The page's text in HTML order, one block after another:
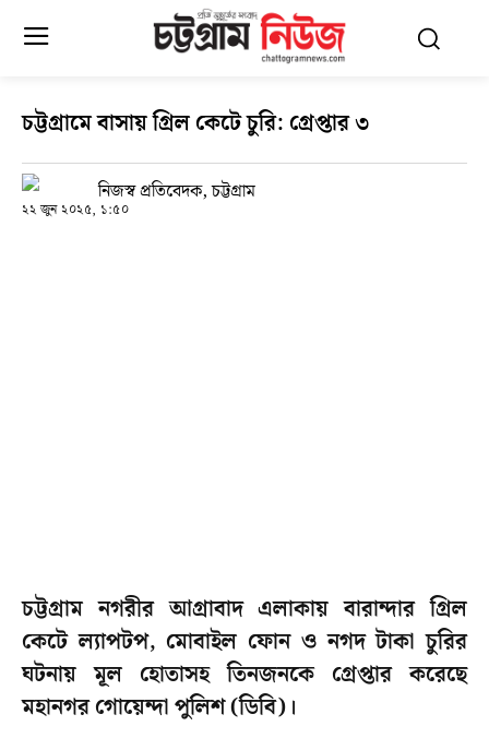
চট্টগ্রামে বাসায় গ্রিল কেটে চুরি: গ্রেপ্তার ৩
নিজস্ব প্রতিবেদক, চট্টগ্রাম
২২ জুন ২০২৫, ১:৫০
চট্টগ্রাম নগরীর আগ্রাবাদ এলাকায় বারান্দার গ্রিল
কেটে ল্যাপটপ, মোবাইল ফোন ও নগদ টাকা চুরির
ঘটনায় মূল হোতাসহ তিনজনকে গ্রেপ্তার করেছে
মহানগর গোয়েন্দা পুলিশ (ডিবি)।